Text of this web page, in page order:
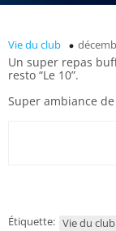
Vie du club
Un super repas
resto “Le 10”.
Super ambiance
Étiquette: Vie du club